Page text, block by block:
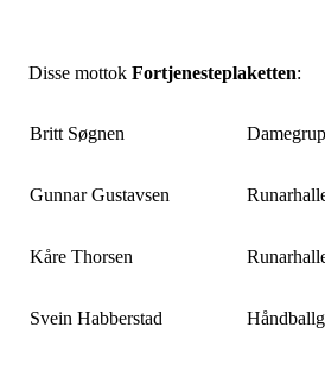
Disse mottok Fortjenesteplaketten:
Britt Søgnen
Gunnar Gustavsen
Kåre Thorsen
Svein Habberstad